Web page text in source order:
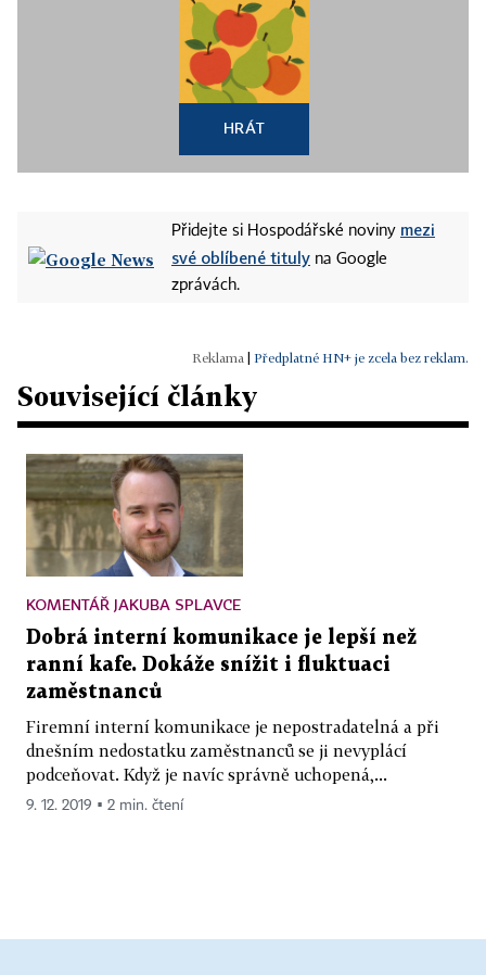
HRÁT
Přidejte si Hospodářské noviny mezi
své oblíbené tituly na Google
zprávách.
Předplatné HN+ je zcela bez reklam.
Související články
KOMENTÁŘ JAKUBA SPLAVCE
Dobrá interní komunikace je lepší než
ranní kafe. Dokáže snížit i fluktuaci
zaměstnanců
Firemní interní komunikace je nepostradatelná a při
dnešním nedostatku zaměstnanců se ji nevyplácí
podceňovat. Když je navíc správně uchopená,...
9. 12. 2019 ▪ 2 min. čtení